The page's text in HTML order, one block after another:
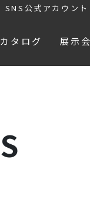
SNS公式アカウント
カタログ 展示